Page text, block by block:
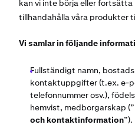
kan vi inte börja eller
tillhandahålla våra produkter
Vi samlar in följande
Fullständigt namn,
kontaktuppgifter (t.ex. e-
telefonnummer osv.),
hemvist, medborgarskap (”
och kontaktinformation”).